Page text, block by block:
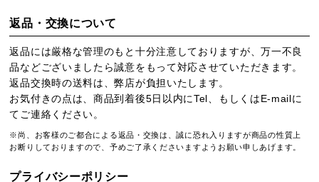
返品・交換について
返品には厳格な管理のもと十分注意しておりますが、万一不良
品などございましたら誠意をもって対応させていただきます。
返品交換時の送料は、弊店が負担いたします。
お気付きの点は、商品到着後5日以内にTel、もしくはE-mailに
てご連絡ください。
※尚、お客様のご都合による返品・交換は、誠に恐れ入りますが商品の性質上
お断りしておりますので、予めご了承くださいますようお願い申しあげます。
プライバシーポリシー